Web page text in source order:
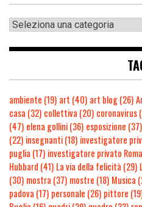
ambiente (19) art (40) art blog(26)
casa (32) collettiva (20) coronavirus
(47) elena gollini(36) esposizione (37)
(22) insegnanti(18) investigatore
puglia (17) investigatore privato Roma
Hubbard (41) La via della felicità (29)
(30) mostra (37) mostre (18) Musica
padova (17) personale (26) pittore